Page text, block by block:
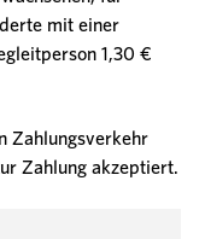
mit einer
1,30 €
Zahlungsverkehr
Zahlung akzeptiert.